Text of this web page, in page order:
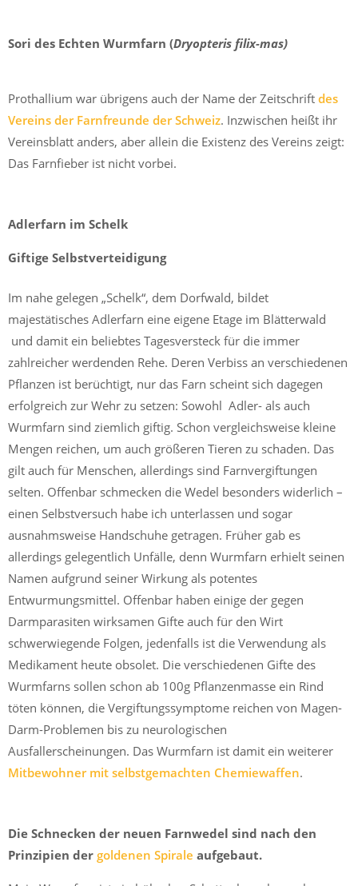
Sori des Echten Wurmfarn (Dryopteris filix-mas)
Prothallium war übrigens auch der Name der Zeitschrift des
Vereins der Farnfreunde der Schweiz. Inzwischen heißt ihr
Vereinsblatt anders, aber allein die Existenz des Vereins zeigt:
Das Farnfieber ist nicht vorbei.
Adlerfarn im Schelk
Giftige Selbstverteidigung
Im nahe gelegen „Schelk“, dem Dorfwald, bildet
majestätisches Adlerfarn eine eigene Etage im Blätterwald
und damit ein beliebtes Tagesversteck für die immer
zahlreicher werdenden Rehe. Deren Verbiss an verschiedenen
Pflanzen ist berüchtigt, nur das Farn scheint sich dagegen
erfolgreich zur Wehr zu setzen: Sowohl Adler- als auch
Wurmfarn sind ziemlich giftig. Schon vergleichsweise kleine
Mengen reichen, um auch größeren Tieren zu schaden. Das
gilt auch für Menschen, allerdings sind Farnvergiftungen
selten. Offenbar schmecken die Wedel besonders widerlich –
einen Selbstversuch habe ich unterlassen und sogar
ausnahmsweise Handschuhe getragen. Früher gab es
allerdings gelegentlich Unfälle, denn Wurmfarn erhielt seinen
Namen aufgrund seiner Wirkung als potentes
Entwurmungsmittel. Offenbar haben einige der gegen
Darmparasiten wirksamen Gifte auch für den Wirt
schwerwiegende Folgen, jedenfalls ist die Verwendung als
Medikament heute obsolet. Die verschiedenen Gifte des
Wurmfarns sollen schon ab 100g Pflanzenmasse ein Rind
töten können, die Vergiftungssymptome reichen von Magen-
Darm-Problemen bis zu neurologischen
Ausfallerscheinungen. Das Wurmfarn ist damit ein weiterer
Mitbewohner mit selbstgemachten Chemiewaffen.
Die Schnecken der neuen Farnwedel sind nach den
Prinzipien der goldenen Spirale aufgebaut.